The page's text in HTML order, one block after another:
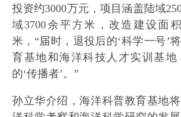
投资约3000万元，项目涵盖陆域
域3700余平方米，改造建设面
米，“届时，退役后的‘科学一号’
育基地和海洋科技人才实训基地
的‘传播者’。”
孙立华介绍，海洋科普教育基地